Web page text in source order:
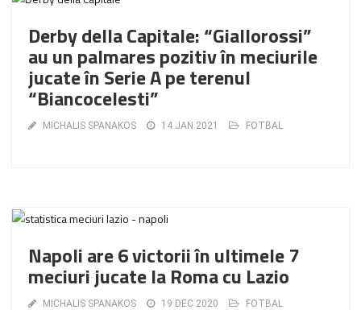
Derby della Capitale: “Giallorossi”
au un palmares pozitiv în meciurile
jucate în Serie A pe terenul
“Biancocelesti”
MICHALIS SPANAKOS 14 JAN 2021 FOTBAL
Napoli are 6 victorii în ultimele 7
meciuri jucate la Roma cu Lazio
MICHALIS SPANAKOS 19 DEC 2020 FOTBAL